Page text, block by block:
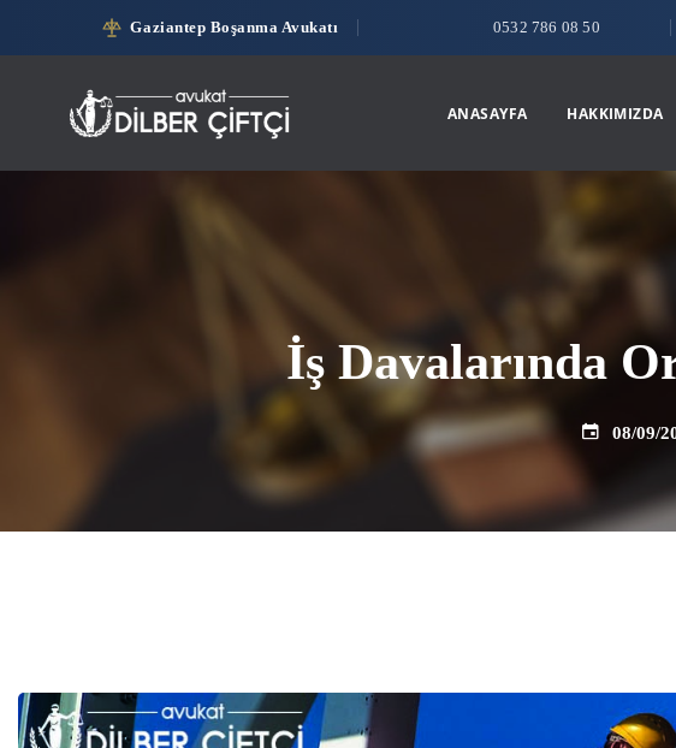
Gaziantep Boşanma Avukatı 0532 786 08 50
ANASAYFA HAKKIMIZDA
İş Davalarında
08/09/